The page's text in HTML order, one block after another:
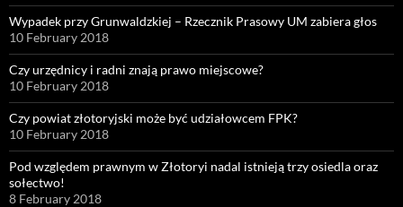
Wypadek przy Grunwaldzkiej – Rzecznik Prasowy UM zabiera głos
10 February 2018
Czy urzędnicy i radni znają prawo miejscowe?
10 February 2018
Czy powiat złotoryjski może być udziałowcem FPK?
10 February 2018
Pod względem prawnym w Złotoryi nadal istnieją trzy osiedla oraz
sołectwo!
8 February 2018